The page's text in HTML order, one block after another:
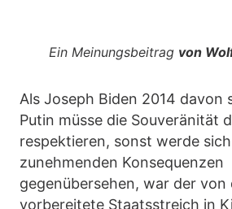
Ein Meinungsbeitrag von
Als Joseph Biden 2014 davon
Putin müsse die Souveränität
respektieren, sonst werde
zunehmenden Konsequenzen
gegenübersehen, war der von
vorbereitete Staatsstreich in